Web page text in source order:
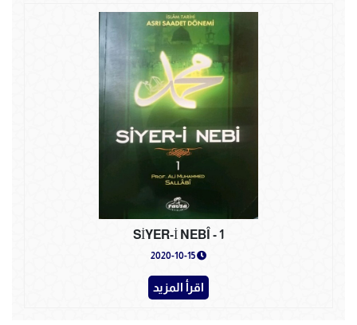
SİYER-İ NEBÎ - 1
اقرأ المزيد